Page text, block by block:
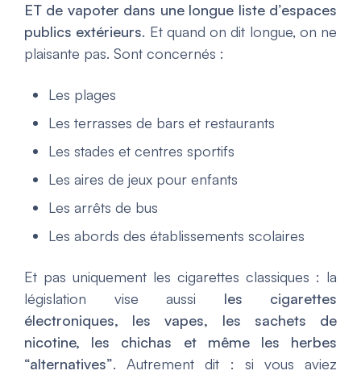
ET de vapoter dans une longue liste d’espaces
publics extérieurs. Et quand on dit longue, on ne
plaisante pas. Sont concernés :
Les plages
Les terrasses de bars et restaurants
Les stades et centres sportifs
Les aires de jeux pour enfants
Les arrêts de bus
Les abords des établissements scolaires
Et pas uniquement les cigarettes classiques : la
législation vise aussi les cigarettes
électroniques, les vapes, les sachets de
nicotine, les chichas et même les herbes
“alternatives”.Autrement dit : si vous aviez